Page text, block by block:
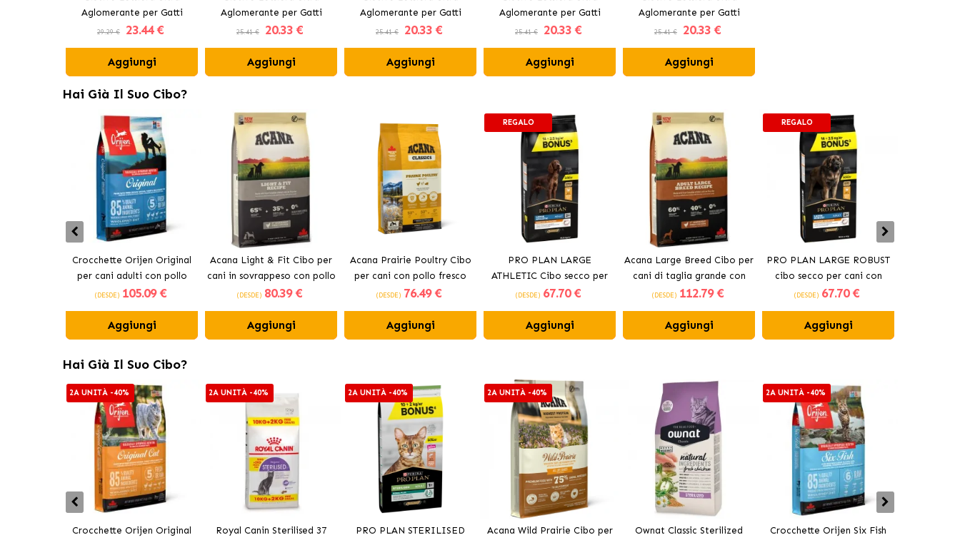
Aglomerante per Gatti
Carbone Attivo
29.29 € 23.44 €
Aggiungi
Aglomerante per Gatti
Aroma Fresh
25.41 € 20.33 €
Aggiungi
Aglomerante per Gatti
Aroma Lavanda
25.41 € 20.33 €
Aggiungi
Aglomerante per Gatti
Aroma Aloe Vera
25.41 € 20.33 €
Aggiungi
Aglomerante per Gatti
Aroma Marsiglia
25.41 € 20.33 €
Aggiungi
Hai Già Il Suo Cibo?
Crocchette Orijen Original
per cani adulti con pollo
(DESDE) 105.09 €
Aggiungi
Acana Light & Fit Cibo per
cani in sovrappeso con pollo
fresco
(DESDE) 80.39 €
Aggiungi
Acana Prairie Poultry Cibo
per cani con pollo fresco
(DESDE) 76.49 €
Aggiungi
REGALO
PRO PLAN LARGE
ATHLETIC Cibo secco per
cani con pollo
(DESDE) 67.70 €
Aggiungi
Acana Large Breed Cibo per
cani di taglia grande con
pollo
(DESDE) 112.79 €
Aggiungi
REGALO
PRO PLAN LARGE ROBUST
cibo secco per cani con
pollo
(DESDE) 67.70 €
Aggiungi
Hai Già Il Suo Cibo?
2A UNITÀ -40%
Crocchette Orijen Original
2A UNITÀ -40%
Royal Canin Sterilised 37
2A UNITÀ -40%
PRO PLAN STERILISED
2A UNITÀ -40%
Acana Wild Prairie Cibo per
Ownat Classic Sterilized
2A UNITÀ -40%
Crocchette Orijen Six Fish